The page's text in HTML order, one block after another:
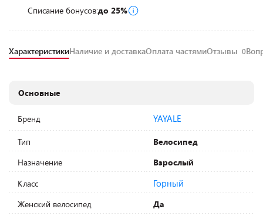
Списание бонусов:до 25%
ХарактеристикиНаличие и доставкаОплата частямиОтзывы 0
Основные
Бренд YAYALE
Тип
Велосипед
Назначение
Взрослый
Класс
Горный
Женский велосипед
Да